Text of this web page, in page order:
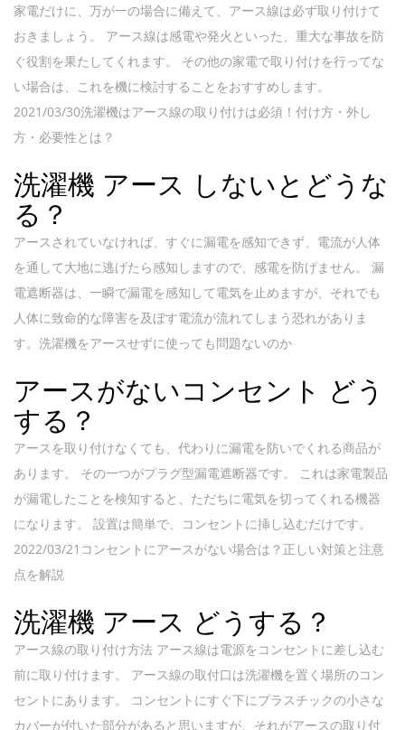
家電だけに、万が一の場合に備えて、アース線は必ず取り付けて
おきましょう。 アース線は感電や発火といった、重大な事故を防
ぐ役割を果たしてくれます。 その他の家電で取り付けを行ってな
い場合は、これを機に検討することをおすすめします。
2021/03/30洗濯機はアース線の取り付けは必須！付け方・外し
方・必要性とは？
洗濯機 アース しないとどうな
る？
アースされていなければ、すぐに漏電を感知できず、電流が人体
を通して大地に逃げたら感知しますので、感電を防げません。 漏
電遮断器は、一瞬で漏電を感知して電気を止めますが、それでも
人体に致命的な障害を及ぼす電流が流れてしまう恐れがありま
す。洗濯機をアースせずに使っても問題ないのか
アースがないコンセント どう
する？
アースを取り付けなくても、代わりに漏電を防いでくれる商品が
あります。 その一つがプラグ型漏電遮断器です。 これは家電製品
が漏電したことを検知すると、ただちに電気を切ってくれる機器
になります。 設置は簡単で、コンセントに挿し込むだけです。
2022/03/21コンセントにアースがない場合は？正しい対策と注意
点を解説
洗濯機 アース どうする？
アース線の取り付け方法 アース線は電源をコンセントに差し込む
前に取り付けます。 アース線の取付口は洗濯機を置く場所のコン
セントにあります。 コンセントにすぐ下にプラスチックの小さな
カバーが付いた部分があると思いますが、それがアースの取り付